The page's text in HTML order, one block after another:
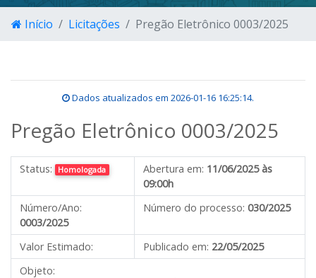
Início Licitações Pregão Eletrônico 0003/2025
Dados atualizados em 2026-01-16 16:25:14.
Pregão Eletrônico 0003/2025
Status: Homologada Abertura em: 11/06/2025 às
09:00h
Número/Ano:
0003/2025
Número do processo: 030/2025
Valor Estimado: Publicado em: 22/05/2025
Objeto: